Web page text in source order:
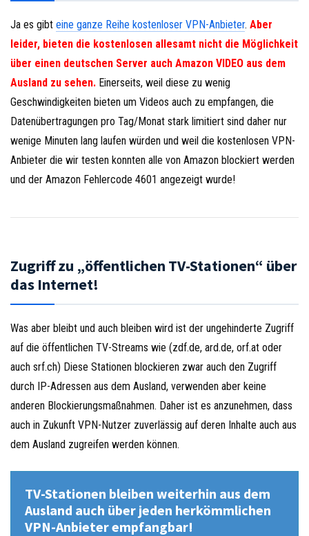
Ja es gibt eine ganze Reihe kostenloser VPN-Anbieter. Aber
leider, bieten die kostenlosen allesamt nicht die Möglichkeit
über einen deutschen Server auch Amazon VIDEO aus dem
Ausland zu sehen. Einerseits, weil diese zu wenig
Geschwindigkeiten bieten um Videos auch zu empfangen, die
Datenübertragungen pro Tag/Monat stark limitiert sind daher nur
wenige Minuten lang laufen würden und weil die kostenlosen VPN-
Anbieter die wir testen konnten alle von Amazon blockiert werden
und der Amazon Fehlercode 4601 angezeigt wurde!
Zugriff zu „öffentlichen TV-Stationen“ über
das Internet!
Was aber bleibt und auch bleiben wird ist der ungehinderte Zugriff
auf die öffentlichen TV-Streams wie (zdf.de, ard.de, orf.at oder
auch srf.ch) Diese Stationen blockieren zwar auch den Zugriff
durch IP-Adressen aus dem Ausland, verwenden aber keine
anderen Blockierungsmaßnahmen. Daher ist es anzunehmen, dass
auch in Zukunft VPN-Nutzer zuverlässig auf deren Inhalte auch aus
dem Ausland zugreifen werden können.
TV-Stationen bleiben weiterhin aus dem
Ausland auch über jeden herkömmlichen
VPN-Anbieter empfangbar!